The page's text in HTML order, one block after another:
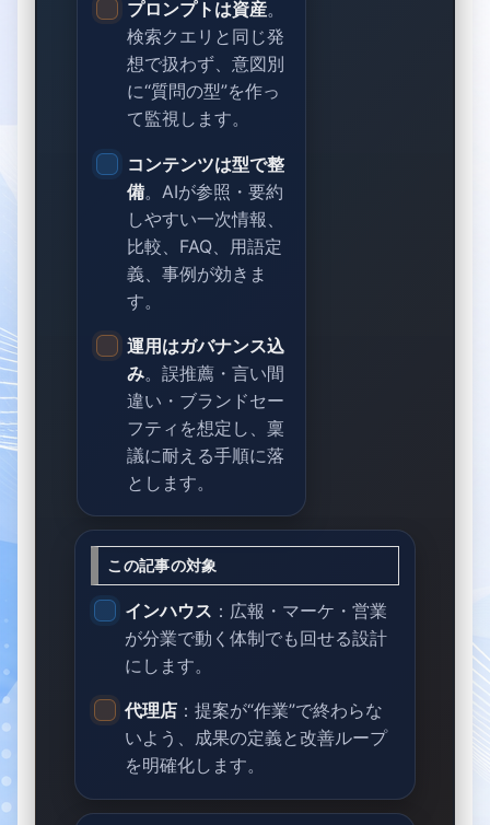
プロンプトは資産。
検索クエリと同じ発
想で扱わず、意図別
に“質問の型”を作っ
て監視します。
コンテンツは型で整
備。AIが参照・要約
しやすい一次情報、
比較、FAQ、用語定
義、事例が効きま
す。
運用はガバナンス込
み。誤推薦・言い間
違い・ブランドセー
フティを想定し、稟
議に耐える手順に落
とします。
この記事の対象
インハウス ：広報・マーケ・営業
が分業で動く体制でも回せる設計
にします。
代理店 ：提案が“作業”で終わらな
いよう、成果の定義と改善ループ
を明確化します。